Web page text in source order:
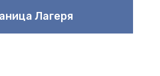
Лагеря